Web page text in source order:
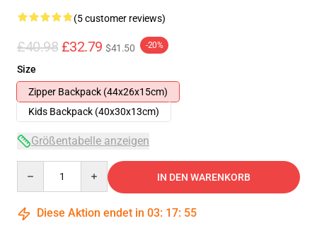
(5 customer reviews)
£40.98 £32.79 $41.50 -20%
Size
Zipper Backpack (44x26x15cm)
Kids Backpack (40x30x13cm)
Größentabelle anzeigen
IN DEN WARENKORB
Diese Aktion endet in 03: 17: 53